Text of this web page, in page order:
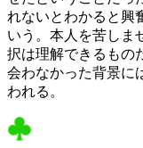
れないとわかると興
いう。本人を苦しま
択は理解できるもの
会わなかった背景に
われる。